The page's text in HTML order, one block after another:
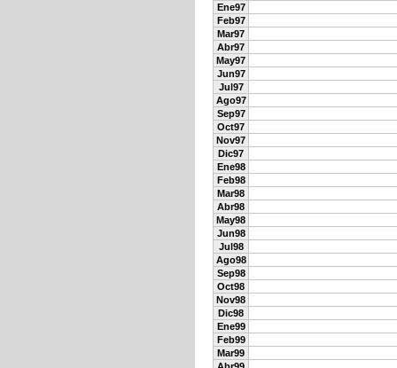
Ene97
Feb97
Mar97
Abr97
May97
Jun97
Jul97
Ago97
Sep97
Oct97
Nov97
Dic97
Ene98
Feb98
Mar98
Abr98
May98
Jun98
Jul98
Ago98
Sep98
Oct98
Nov98
Dic98
Ene99
Feb99
Mar99